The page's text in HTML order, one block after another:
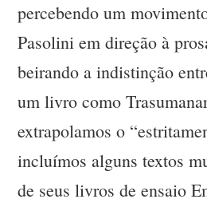
percebendo um
Pasolini em direção à
beirando a indistinção
um livro como
extrapolamos o
incluímos alguns textos
de seus livros de ensaio